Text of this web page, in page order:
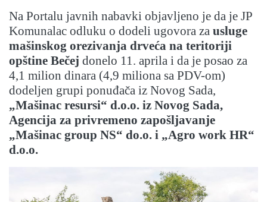
Na Portalu javnih nabavki objavljeno je da je JP
Komunalac odluku o dodeli ugovora za usluge
mašinskog orezivanja drveća na teritoriji
opštine Bečej donelo 11. aprila i da je posao za
4,1 milion dinara (4,9 miliona sa PDV-om)
dodeljen grupi ponuđača iz Novog Sada,
„Mašinac resursi“ d.o.o. iz Novog Sada,
Agencija za privremeno zapošljavanje
„Mašinac group NS“ do.o. i „Agro work HR“
d.o.o.